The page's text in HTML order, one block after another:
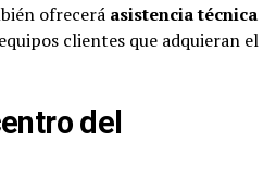
ofrecerá asistencia técnica
clientes que adquieran el
del